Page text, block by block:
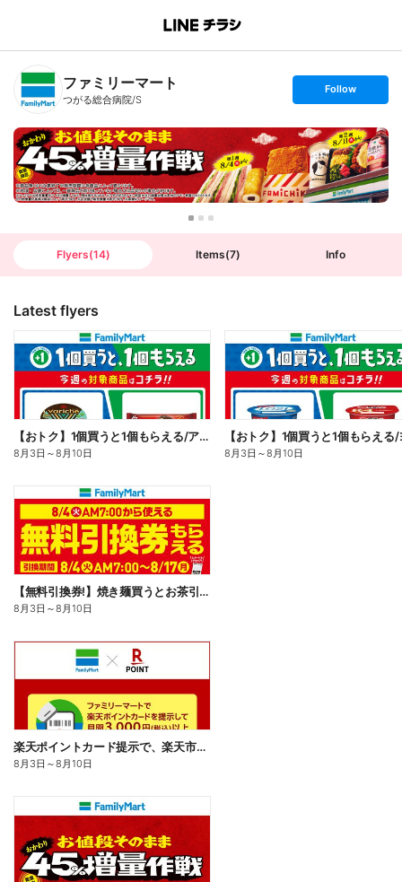
B
n
T
ファミリーマート
つがる総合病院/S
s
t
o
l
l
o
w
Follow
Flyers(14) Items(7) Info
Latest flyers
【おトク】1個買うと1個もらえる/アイス
8月3日 ～8月10日 8月3日 ～8月10日
【無料引換券!】焼き麺買うとお茶引換券貰える!
8月3日 ～8月10日
楽天ポイントカード提示で、楽天市場でのお買い物がおトクに!
8月3日 ～8月10日